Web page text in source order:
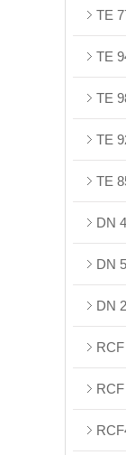
TE
TE
TE
DN